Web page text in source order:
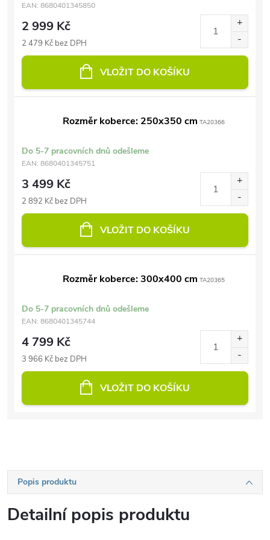
EAN: 8680401345850
2 999 Kč
2 479 Kč bez DPH
VLOŽIT DO KOŠÍKU
Rozměr koberce: 250x350 cm TA20366
Do 5-7 pracovních dnů odešleme
EAN: 8680401345751
3 499 Kč
2 892 Kč bez DPH
VLOŽIT DO KOŠÍKU
Rozměr koberce: 300x400 cm TA20365
Do 5-7 pracovních dnů odešleme
EAN: 8680401345744
4 799 Kč
3 966 Kč bez DPH
VLOŽIT DO KOŠÍKU
Popis produktu
Detailní popis produktu